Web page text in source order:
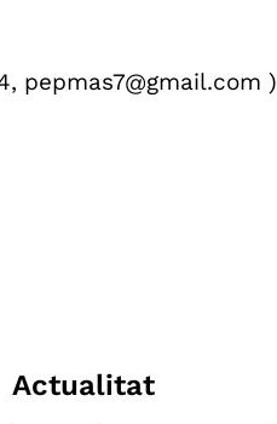
pepmas7@gmail.com )
Actualitat